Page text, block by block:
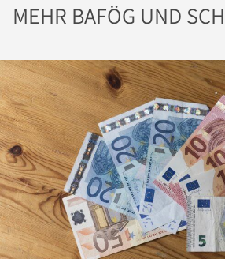
MEHR BAFÖG UND